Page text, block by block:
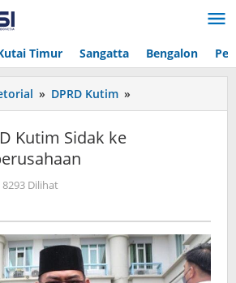
Timur Sangatta Bengalon
» DPRD Kutim »
B
Kutim Sidak ke
8293 Dilihat